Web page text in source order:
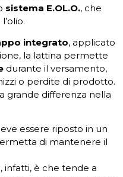
sistema E.OL.O., che
integrato, applicato
la lattina permette
durante il versamento,
o perdite di prodotto.
grande differenza nella
essere riposto in un
di mantenere il
infatti, è che tende a